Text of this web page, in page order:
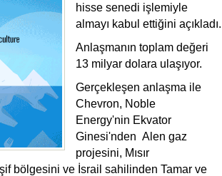
hisse senedi işlemiyle
almayı kabul ettiğini açıkladı.
Anlaşmanın toplam değeri
13 milyar dolara ulaşıyor.
Gerçekleşen anlaşma ile
Chevron, Noble
Energy'nin Ekvator
Ginesi'nden Alen gaz
projesini, Mısır
bölgesini ve İsrail sahilinden Tamar ve